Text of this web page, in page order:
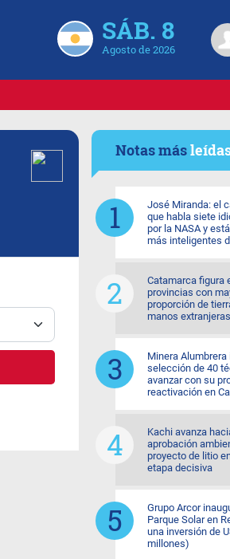
SÁB. 8
Agosto de 2026
Notas más
José Miranda: el
que habla siete
por la NASA y
más inteligentes
Catamarca figura
provincias con
proporción de
manos extranjeras
Minera Alumbrera
selección de 40
avanzar con su
reactivación en
Kachi avanza
aprobación
proyecto de litio
etapa decisiva
Grupo Arcor
Parque Solar en
una inversión de
millones)